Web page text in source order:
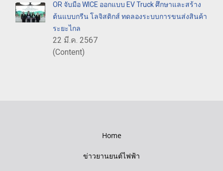
OR จับมือ WICE ออกแบบ EV Truck ศึกษาและสร้าง
ต้นแบบกรีน โลจิสติกส์ ทดลองระบบการขนส่งสินค้า
ระยะไกล
22 มี.ค. 2567
(Content)
Home
ข่าวยานยนต์ไฟฟ้า